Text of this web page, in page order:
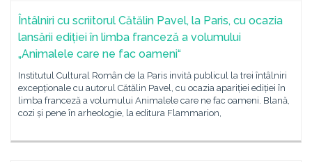
Întâlniri cu scriitorul Cătălin Pavel, la Paris, cu ocazia
lansării ediției în limba franceză a volumului
„Animalele care ne fac oameni“
Institutul Cultural Român de la Paris invită publicul la trei întâlniri
excepționale cu autorul Cătălin Pavel, cu ocazia apariției ediției în
limba franceză a volumului Animalele care ne fac oameni. Blană,
cozi și pene în arheologie, la editura Flammarion,